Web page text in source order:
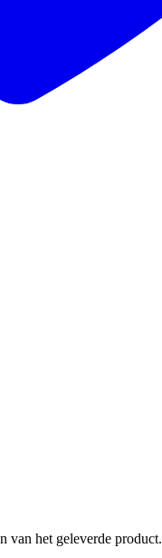
van het geleverde product.